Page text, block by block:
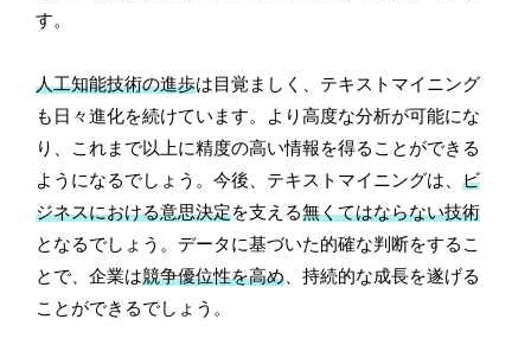
す。
人工知能技術の進歩は目覚ましく、テキストマイニング
も日々進化を続けています。より高度な分析が可能にな
り、これまで以上に精度の高い情報を得ることができる
ようになるでしょう。今後、テキストマイニングは、ビ
ジネスにおける意思決定を支える無くてはならない技術
となるでしょう。データに基づいた的確な判断をするこ
とで、企業は競争優位性を高め 、持続的な成長を遂げる
ことができるでしょう。